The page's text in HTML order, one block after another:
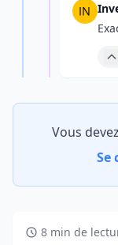
Vous
Se
8 min de